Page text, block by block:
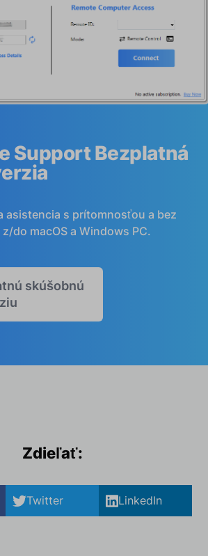
Support Bezplatná
asistencia s prítomnosťou a bez
do macOS a Windows PC.
skúšobnú
Zdieľať:
Twitter LinkedIn